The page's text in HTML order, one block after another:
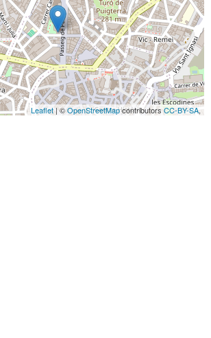
Leaflet | ©OpenStreetMapcontributorsCC-BY-SA,